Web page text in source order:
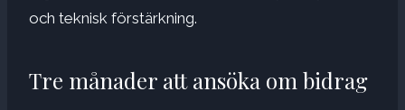
och teknisk förstärkning.
Tre månader att ansöka om bidrag